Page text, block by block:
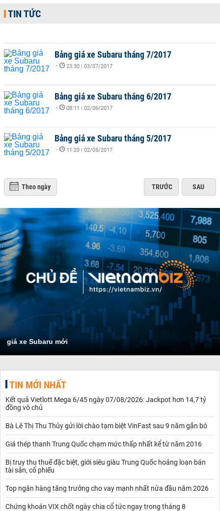
TIN TỨC
Bảng giá xe Subaru tháng 7/2017
- 23:30 | 03/07/2017
Bảng giá xe Subaru tháng 6/2017
- 08:11 | 02/06/2017
Bảng giá xe Subaru tháng 5/2017
- 11:20 | 02/05/2017
Theo ngày TRƯỚC SAU
giá xe Subaru mới
TIN MỚI NHẤT
Kết quả Vietlott Mega 6/45 ngày 07/08/2026: Jackpot hơn 14,7 tỷ
đồng vô chủ
Bà Lê Thị Thu Thủy gửi lời chào tạm biệt VinFast sau 9 năm gắn bó
Giá thép thanh Trung Quốc chạm mức thấp nhất kể từ năm 2016
Bị truy thu thuế đặc biệt, giới siêu giàu Trung Quốc hoảng loạn bán
tài sản, cổ phiếu
Top ngân hàng tăng trưởng cho vay mạnh nhất nửa đầu năm 2026
Chứng khoán VIX chốt ngày chia cổ tức ngay trong tháng 8